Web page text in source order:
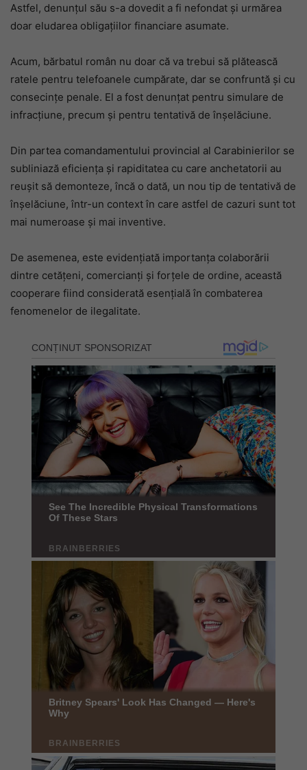
Astfel, denunțul său s-a dovedit a fi nefondat și urmărea
doar eludarea obligațiilor financiare asumate.
Acum, bărbatul român nu doar că va trebui să plătească
ratele pentru telefoanele cumpărate, dar se confruntă și cu
consecințe penale. El a fost denunțat pentru simulare de
infracțiune, precum și pentru tentativă de înșelăciune.
Din partea comandamentului provincial al Carabinierilor se
subliniază eficiența și rapiditatea cu care anchetatorii au
reușit să demonteze, încă o dată, un nou tip de tentativă de
înșelăciune, într-un context în care astfel de cazuri sunt tot
mai numeroase și mai inventive.
De asemenea, este evidențiată importanța colaborării
dintre cetățeni, comercianți și forțele de ordine, această
cooperare fiind considerată esențială în combaterea
fenomenelor de ilegalitate.